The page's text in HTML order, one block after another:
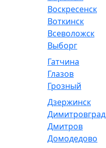
Воскресенск
Воткинск
Всеволожск
Выборг
Гатчина
Глазов
Грозный
Дзержинск
Димитровград
Дмитров
Домодедово